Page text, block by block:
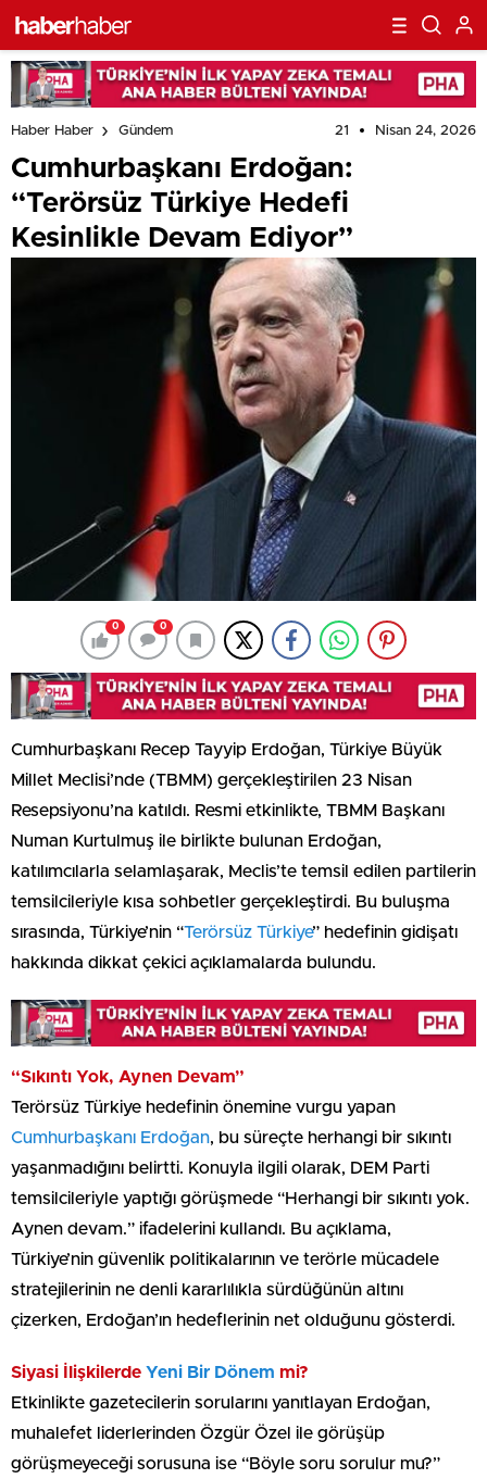
Haber Haber Gündem 21 Nisan 24, 2026
Cumhurbaşkanı Erdoğan:
“Terörsüz Türkiye Hedefi
Kesinlikle Devam Ediyor”
0 0
Cumhurbaşkanı Recep Tayyip Erdoğan, Türkiye Büyük
Millet Meclisi’nde (TBMM) gerçekleştirilen 23 Nisan
Resepsiyonu’na katıldı. Resmi etkinlikte, TBMM Başkanı
Numan Kurtulmuş ile birlikte bulunan Erdoğan,
katılımcılarla selamlaşarak, Meclis’te temsil edilen partilerin
temsilcileriyle kısa sohbetler gerçekleştirdi. Bu buluşma
sırasında, Türkiye’nin “Terörsüz Türkiye” hedefinin gidişatı
hakkında dikkat çekici açıklamalarda bulundu.
“Sıkıntı Yok, Aynen Devam”
Terörsüz Türkiye hedefinin önemine vurgu yapan
Cumhurbaşkanı Erdoğan, bu süreçte herhangi bir sıkıntı
yaşanmadığını belirtti. Konuyla ilgili olarak, DEM Parti
temsilcileriyle yaptığı görüşmede “Herhangi bir sıkıntı yok.
Aynen devam.” ifadelerini kullandı. Bu açıklama,
Türkiye’nin güvenlik politikalarının ve terörle mücadele
stratejilerinin ne denli kararlılıkla sürdüğünün altını
çizerken, Erdoğan’ın hedeflerinin net olduğunu gösterdi.
Siyasi İlişkilerde Yeni Bir Dönem mi?
Etkinlikte gazetecilerin sorularını yanıtlayan Erdoğan,
muhalefet liderlerinden Özgür Özel ile görüşüp
görüşmeyeceği sorusuna ise “Böyle soru sorulur mu?”